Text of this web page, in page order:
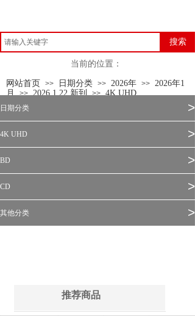
搜索
当前的位置：
网站首页 >> 日期分类 >> 2026年 >> 2026年1
月 >> 2026.1.22 新到 >> 4K UHD
日期分类 >
4K UHD >
BD >
CD >
其他分类 >
推荐商品